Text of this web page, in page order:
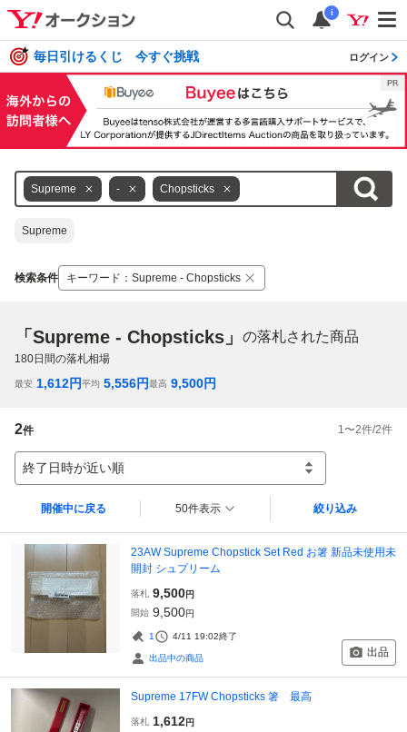
i
毎日引けるくじ 今すぐ挑戦 ログイン
Supreme - Chopsticks
Supreme
検索条件 キーワード ： Supreme - Chopsticks
「Supreme - Chopsticks」 の落札された商品
180日間の落札相場
最安 1,612円平均 5,556円最高 9,500円
2件 1 〜2件/2件
終了日時が近い順
開催中に戻る 50件表示 絞り込み
23AW Supreme Chopstick Set Red お箸 新品未使用未
開封 シュプリーム
落札 9,500円
開始 9,500円
1 4/11 19:02終了
出品中の商品 出品
Supreme 17FW Chopsticks 箸 最高
落札 1,612円